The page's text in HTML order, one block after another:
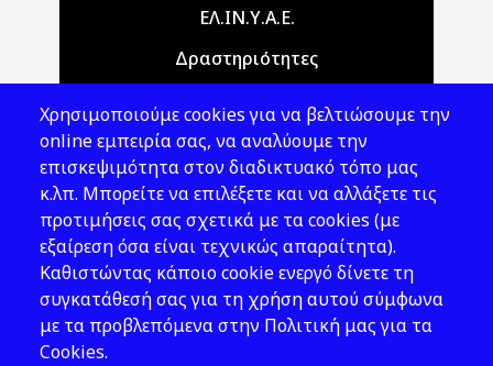
Main navigationΕΛ.ΙΝ.Υ.Α.Ε.
Δραστηριότητες
Νομοθεσία
Εκδόσεις
Νέα - Εκδηλώσεις
Ακολουθήστε μας
Χρησιμοποιούμε cookies για να βελτιώσουμε την
online εμπειρία σας, να αναλύουμε την
επισκεψιμότητα στον διαδικτυακό τόπο μας
κ.λπ. Μπορείτε να επιλέξετε και να αλλάξετε τις
προτιμήσεις σας σχετικά με τα cookies (με
εξαίρεση όσα είναι τεχνικώς απαραίτητα).
Καθιστώντας κάποιο cookie ενεργό δίνετε τη
συγκατάθεσή σας για τη χρήση αυτού σύμφωνα
με τα προβλεπόμενα στην Πολιτική μας για τα
Cookies.